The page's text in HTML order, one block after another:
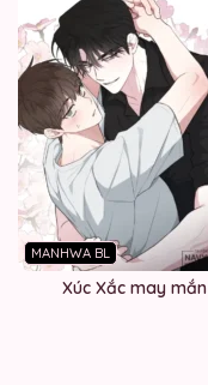
MANHWA BL
Xúc Xắc may mắn